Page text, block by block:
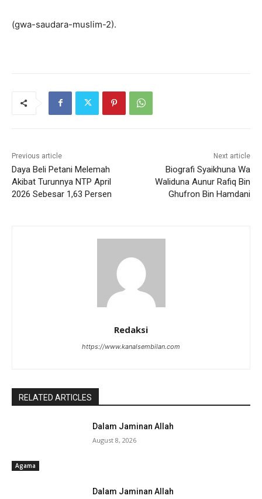
(gwa-saudara-muslim-2).
Previous article
Daya Beli Petani Melemah
Akibat Turunnya NTP April
2026 Sebesar 1,63 Persen
Next article
Biografi Syaikhuna Wa
Waliduna Aunur Rafiq Bin
Ghufron Bin Hamdani
Redaksi
https://www.kanalsembilan.com
RELATED ARTICLES
Agama
Dalam Jaminan Allah
August 8, 2026
Dalam Jaminan Allah